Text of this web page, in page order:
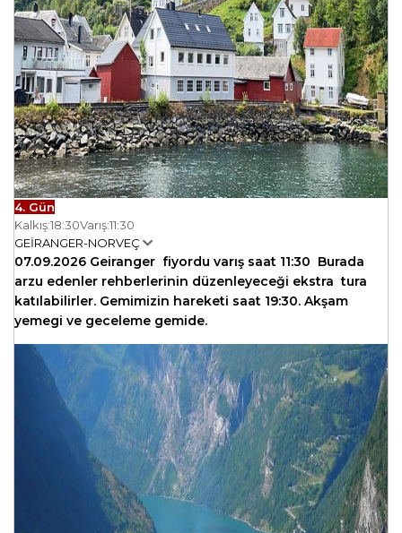
4. Gün
Kalkış:18:30Varış:11:30
GEİRANGER-NORVEÇ
07.09.2026 Geiranger fiyordu varış saat 11:30 Burada
arzu edenler rehberlerinin düzenleyeceği ekstra tura
katılabilirler. Gemimizin hareketi saat 19:30. Akşam
yemegi ve geceleme gemide.